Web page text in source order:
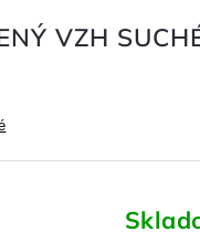
VZH